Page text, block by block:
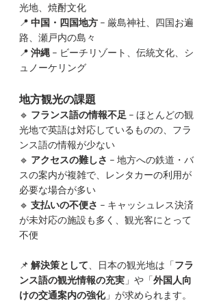
光地、焼酎文化
📍 中国・四国地方 – 厳島神社、四国お遍
路、瀬戸内の島々
📍 沖縄 – ビーチリゾート、伝統文化、シ
ュノーケリング
地方観光の課題
🔹 フランス語の情報不足 – ほとんどの観
光地で英語は対応しているものの、フラ
ンス語の情報が少ない
🔹 アクセスの難しさ – 地方への鉄道・バ
スの案内が複雑で、レンタカーの利用が
必要な場合が多い
🔹 支払いの不便さ – キャッシュレス決済
が未対応の施設も多く、観光客にとって
不便
📌 解決策として 、日本の観光地は「フラ
ンス語の観光情報の充実 」や「外国人向
けの交通案内の強化」が求められます。